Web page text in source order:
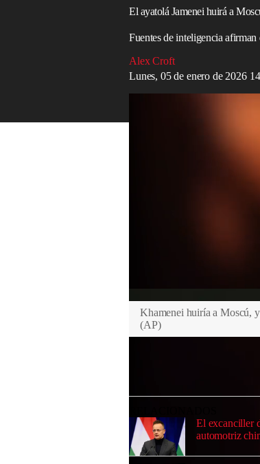
El ayatolá Jamenei huirá a
Fuentes de inteligencia
Alex Croft
Lunes, 05 de enero de 2026
Autos en llamas durante
, el
y
desertar o desobedecer
“El ‘plan B’ está diseñado
Khamenei huiría a Moscú,
(AP)
, que hasta el
El excanciller
automotriz